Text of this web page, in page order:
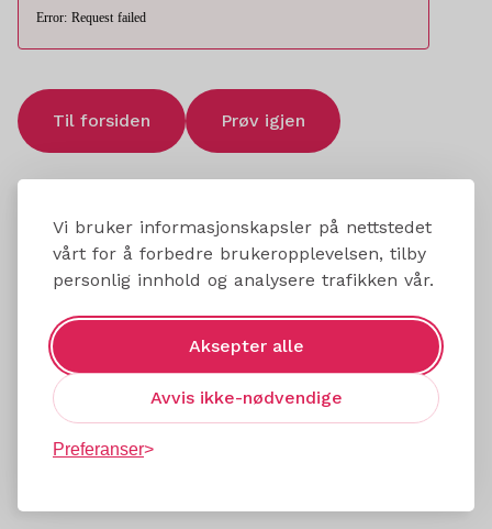
Vi bruker informasjonskapsler på nettstedet
vårt for å forbedre brukeropplevelsen, tilby
personlig innhold og analysere trafikken vår.
Aksepter alle
Avvis ikke-nødvendige
Preferanser
Error: Request failed
Til forsiden Prøv igjen